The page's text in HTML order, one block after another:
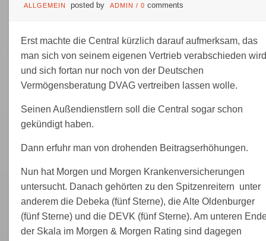
ALLGEMEIN posted by ADMIN / 0 comments
Erst machte die Central kürzlich darauf aufmerksam, das
man sich von seinem eigenen Vertrieb verabschieden wird
und sich fortan nur noch von der Deutschen
Vermögensberatung DVAG vertreiben lassen wolle.
Seinen Außendienstlern soll die Central sogar schon
gekündigt haben.
Dann erfuhr man von drohenden Beitragserhöhungen.
Nun hat Morgen und Morgen Krankenversicherungen
untersucht. Danach gehörten zu den Spitzenreitern unter
anderem die Debeka (fünf Sterne), die Alte Oldenburger
(fünf Sterne) und die DEVK (fünf Sterne). Am unteren
der Skala im Morgen & Morgen Rating sind dagegen